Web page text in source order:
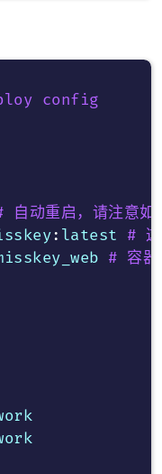
config
自动重启，请注意如
: latest # 这
# 容器